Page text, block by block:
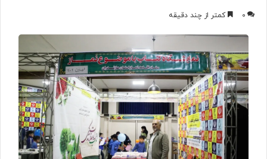
0 کمتر از چند دقیقه